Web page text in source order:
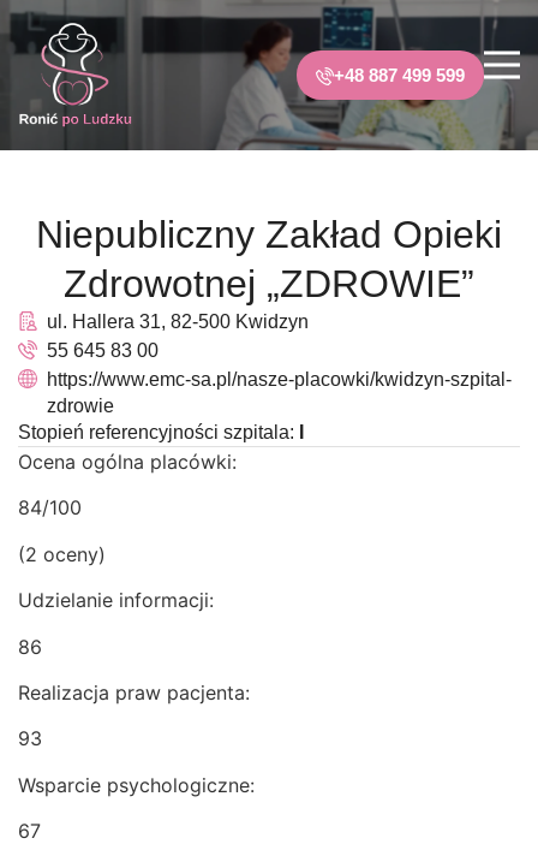
+48 887 499 599
Niepubliczny Zakład Opieki
Zdrowotnej „ZDROWIE”
ul. Hallera 31, 82-500 Kwidzyn
55 645 83 00
https://www.emc-sa.pl/nasze-placowki/kwidzyn-szpital-
zdrowie
Stopień referencyjności szpitala:
Ocena ogólna placówki:
84/100
(2 oceny)
Udzielanie informacji:
86
Realizacja praw pacjenta:
93
Wsparcie psychologiczne:
67